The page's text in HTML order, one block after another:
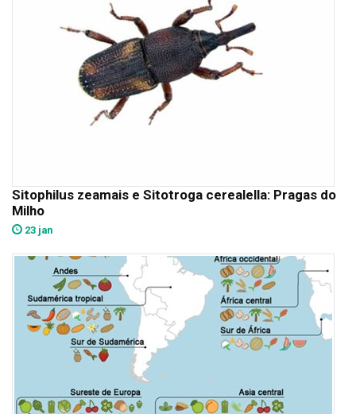
Sitophilus zeamais e Sitotroga cerealella: Pragas do
Milho
23 jan